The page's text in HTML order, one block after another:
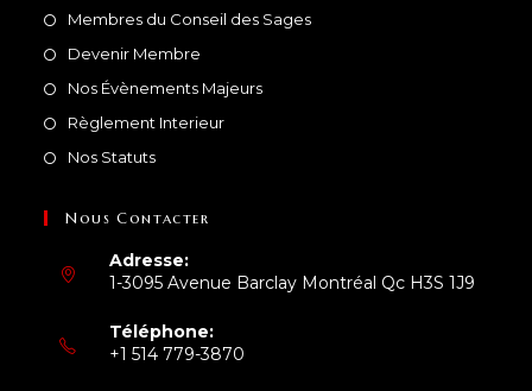
Membres du Conseil des Sages
Devenir Membre
Nos Évènements Majeurs
Règlement Interieur
Nos Statuts
Nous Contacter
Adresse:
1-3095 Avenue Barclay Montréal Qc H3S 1J9
Téléphone:
+1 514 779-3870